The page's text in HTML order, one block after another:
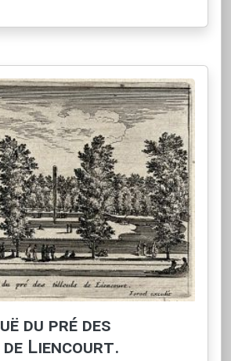
du pré des
Liencourt.